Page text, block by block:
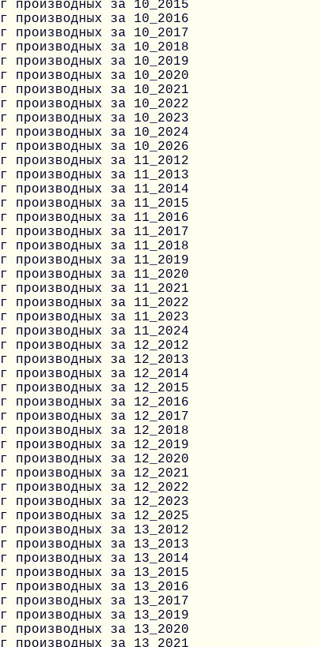
производных за 10_2015
производных за 10_2016
производных за 10_2017
производных за 10_2018
производных за 10_2019
производных за 10_2020
производных за 10_2021
производных за 10_2022
производных за 10_2023
производных за 10_2024
производных за 10_2026
производных за 11_2012
производных за 11_2013
производных за 11_2014
производных за 11_2015
производных за 11_2016
производных за 11_2017
производных за 11_2018
производных за 11_2019
производных за 11_2020
производных за 11_2021
производных за 11_2022
производных за 11_2023
производных за 11_2024
производных за 12_2012
производных за 12_2013
производных за 12_2014
производных за 12_2015
производных за 12_2016
производных за 12_2017
производных за 12_2018
производных за 12_2019
производных за 12_2020
производных за 12_2021
производных за 12_2022
производных за 12_2023
производных за 12_2025
производных за 13_2012
производных за 13_2013
производных за 13_2014
производных за 13_2015
производных за 13_2016
производных за 13_2017
производных за 13_2019
производных за 13_2020
производных за 13_2021